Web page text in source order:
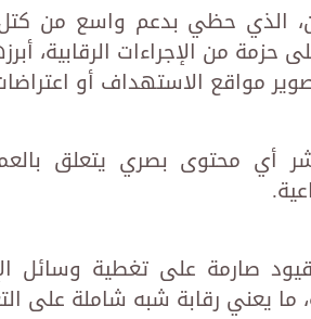
الذي حظي بدعم واسع من
حزمة من الإجراءات الرقابية،
مواقع الاستهداف أو
أي محتوى بصري يتعلق
صارمة على تغطية وسائل
ما يعني رقابة شبه شاملة على